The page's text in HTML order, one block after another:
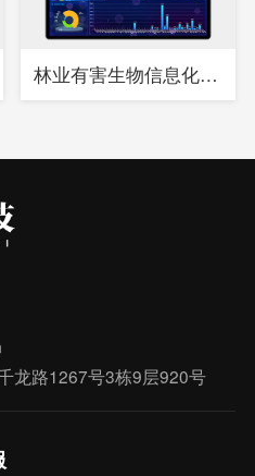
林业有害生物信息化综合管理系统
龙路1267号3栋9层920号